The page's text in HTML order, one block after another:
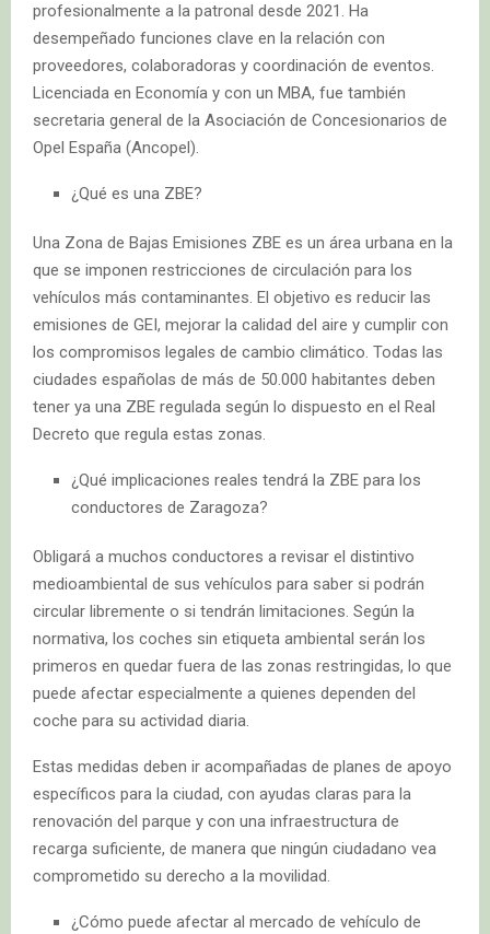
profesionalmente a la patronal desde 2021. Ha
desempeñado funciones clave en la relación con
proveedores, colaboradoras y coordinación de eventos.
Licenciada en Economía y con un MBA, fue también
secretaria general de la Asociación de Concesionarios de
Opel España (Ancopel).
¿Qué es una ZBE?
Una Zona de Bajas Emisiones ZBE es un área urbana en la
que se imponen restricciones de circulación para los
vehículos más contaminantes. El objetivo es reducir las
emisiones de GEI, mejorar la calidad del aire y cumplir con
los compromisos legales de cambio climático. Todas las
ciudades españolas de más de 50.000 habitantes deben
tener ya una ZBE regulada según lo dispuesto en el Real
Decreto que regula estas zonas.
¿Qué implicaciones reales tendrá la ZBE para los
conductores de Zaragoza?
Obligará a muchos conductores a revisar el distintivo
medioambiental de sus vehículos para saber si podrán
circular libremente o si tendrán limitaciones. Según la
normativa, los coches sin etiqueta ambiental serán los
primeros en quedar fuera de las zonas restringidas, lo que
puede afectar especialmente a quienes dependen del
coche para su actividad diaria.
Estas medidas deben ir acompañadas de planes de apoyo
específicos para la ciudad, con ayudas claras para la
renovación del parque y con una infraestructura de
recarga suficiente, de manera que ningún ciudadano vea
comprometido su derecho a la movilidad.
¿Cómo puede afectar al mercado de vehículo de